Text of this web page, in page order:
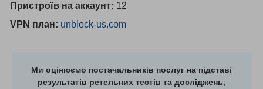
Пристроїв на аккаунт: 12
VPN план: unblock-us.com
Ми оцінюємо постачальників послуг на підставі
результатів ретельних тестів та досліджень,